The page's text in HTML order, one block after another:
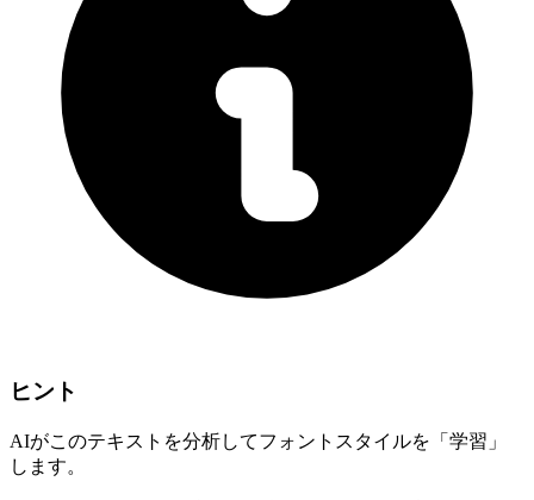
ヒント
AIがこのテキストを分析してフォントスタイルを「学習」
します。